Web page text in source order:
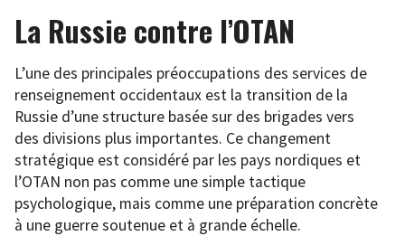
La Russie contre l’OTAN
L’une des principales préoccupations des services de
renseignement occidentaux est la transition de la
Russie d’une structure basée sur des brigades vers
des divisions plus importantes. Ce changement
stratégique est considéré par les pays nordiques et
l’OTAN non pas comme une simple tactique
psychologique, mais comme une préparation concrète
à une guerre soutenue et à grande échelle.